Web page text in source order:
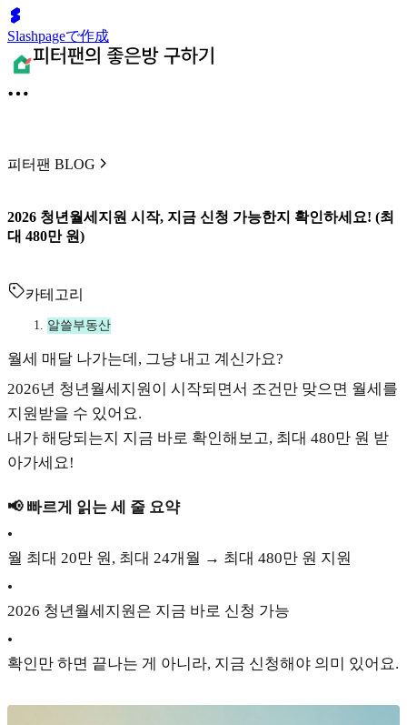
Slashpageで作成
피터팬 BLOG
2026 청년월세지원 시작, 지금 신청 가능한지 확인하세요! (최
대 480만 원)
카테고리
알쓸부동산
월세 매달 나가는데, 그냥 내고 계신가요?
2026년 청년월세지원이 시작되면서 조건만 맞으면 월세를
지원받을 수 있어요.
내가 해당되는지 지금 바로 확인해보고, 최대 480만 원 받
아가세요!
📢 빠르게 읽는 세 줄 요약
•
월 최대 20만 원, 최대 24개월 → 최대 480만 원 지원
•
2026 청년월세지원은 지금 바로 신청 가능
•
확인만 하면 끝나는 게 아니라, 지금 신청해야 의미 있어요.